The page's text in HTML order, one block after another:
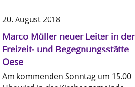
20. August 2018
Marco Müller neuer Leiter in der
Freizeit- und Begegnungsstätte
Oese
Am kommenden Sonntag um 15.00